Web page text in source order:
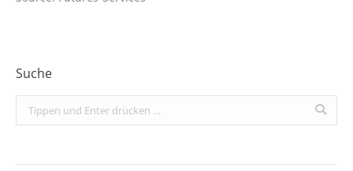
Suche
Search: